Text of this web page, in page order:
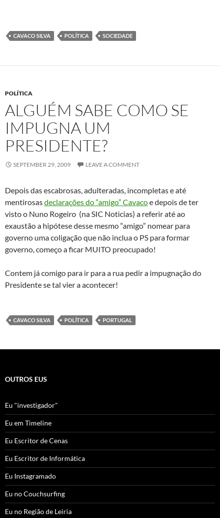
CAVACO SILVA POLÍTICA SOCIEDADE
POLÍTICA
ALGUÉM SABE COMO SE
IMPUGNA UM
PRESIDENTE?
SEPTEMBER 29, 2009 LEAVE A COMMENT
Depois das escabrosas, adulteradas, incompletas e até
mentirosasdeclarações do “amigo” Cavacoe depois de ter
visto o Nuno Rogeiro (na SIC Noticias) a referir até ao
exaustão a hipótese desse mesmo “amigo” nomear para
governo uma coligação que não inclua o PS para formar
governo, começo a ficar MUITO preocupado!
Contem já comigo para ir para a rua pedir a impugnação do
Presidente se tal vier a acontecer!
CAVACO SILVA POLÍTICA PORTUGAL
OUTROS EUS
Eu "investigador"
Eu em Timeline
Eu Escritor de Cenas
Eu Escritor de Informática
Eu Instagramado
Eu no Couchsurfing
Eu no Região de Leiria